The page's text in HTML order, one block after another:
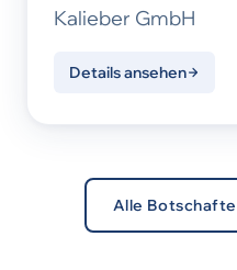
Kalieber GmbH
Details ansehen
Alle